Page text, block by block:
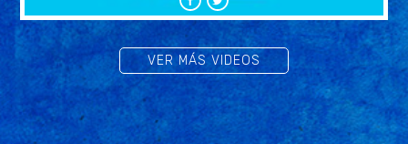
VER MÁS VIDEOS